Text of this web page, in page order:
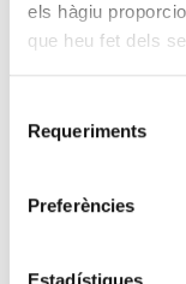
els hàgiu
que heu fet dels
Requeriments
Preferències
Estadístiques
Càritas,
Col·legi